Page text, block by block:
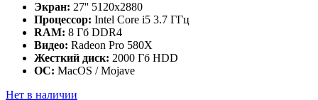
Экран: 27'' 5120x2880
Процессор: Intel Core i5 3.7 ГГц
RAM: 8 Гб DDR4
Видео: Radeon Pro 580X
Жесткий диск: 2000 Гб HDD
ОС: MacOS / Mojave
Нет в наличии